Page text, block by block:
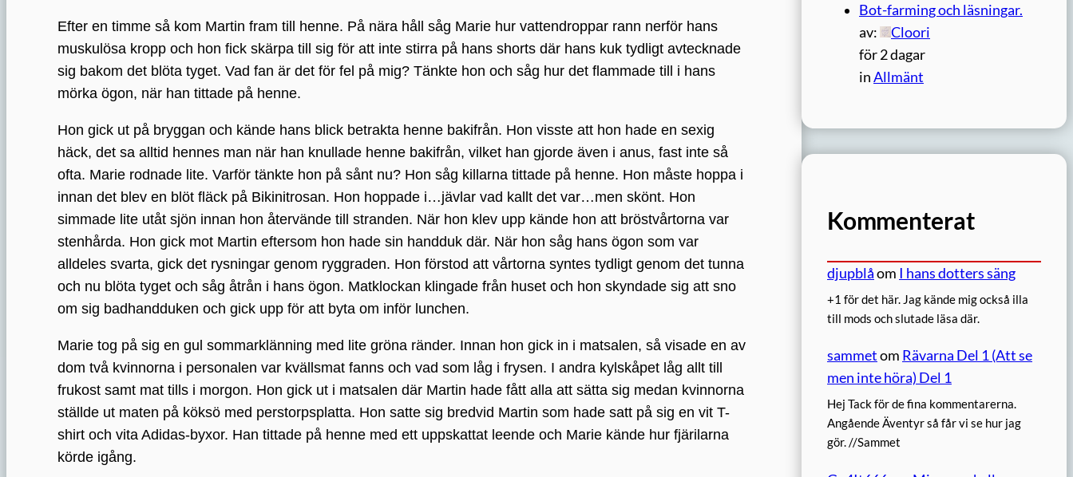
Efter en timme så kom Martin fram till henne. På nära håll såg Marie hur vattendroppar rann nerför hans
muskulösa kropp och hon fick skärpa till sig för att inte stirra på hans shorts där hans kuk tydligt avtecknade
sig bakom det blöta tyget. Vad fan är det för fel på mig? Tänkte hon och såg hur det flammade till i hans
mörka ögon, när han tittade på henne.
Hon gick ut på bryggan och kände hans blick betrakta henne bakifrån. Hon visste att hon hade en sexig
häck, det sa alltid hennes man när han knullade henne bakifrån, vilket han gjorde även i anus, fast inte så
ofta. Marie rodnade lite. Varför tänkte hon på sånt nu? Hon såg killarna tittade på henne. Hon måste hoppa i
innan det blev en blöt fläck på Bikinitrosan. Hon hoppade i…jävlar vad kallt det var…men skönt. Hon
simmade lite utåt sjön innan hon återvände till stranden. När hon klev upp kände hon att bröstvårtorna var
stenhårda. Hon gick mot Martin eftersom hon hade sin handduk där. När hon såg hans ögon som var
alldeles svarta, gick det rysningar genom ryggraden. Hon förstod att vårtorna syntes tydligt genom det tunna
och nu blöta tyget och såg åtrån i hans ögon. Matklockan klingade från huset och hon skyndade sig att sno
om sig badhandduken och gick upp för att byta om inför lunchen.
Marie tog på sig en gul sommarklänning med lite gröna ränder. Innan hon gick in i matsalen, så visade en av
dom två kvinnorna i personalen var kvällsmat fanns och vad som låg i frysen. I andra kylskåpet låg allt till
frukost samt mat tills i morgon. Hon gick ut i matsalen där Martin hade fått alla att sätta sig medan kvinnorna
ställde ut maten på köksö med perstorpsplatta. Hon satte sig bredvid Martin som hade satt på sig en vit T-
shirt och vita Adidas-byxor. Han tittade på henne med ett uppskattat leende och Marie kände hur fjärilarna
körde igång.
Bot-farming och läsningar.
av:
Cloori
för 2 dagar
inAllmänt
Kommenterat
djupblåom I hans dotters säng
+1 för det här. Jag kände mig också illa
till mods och slutade läsa där.
sammetom Rävarna Del 1 (Att se
men inte höra) Del 1
Hej Tack för de fina kommentarerna.
Angående Äventyr så får vi se hur jag
gör. //Sammet